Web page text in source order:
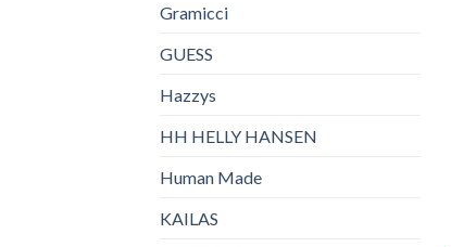
Gramicci
GUESS
Hazzys
HH HELLY HANSEN
Human Made
KAILAS